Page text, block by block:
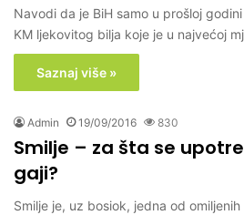
Navodi da je BiH samo u prošloj
KM ljekovitog bilja koje je u najvećoj
Saznaj više »
Admin 19/09/2016 830
Smilje – za šta se
gaji?
Smilje je, uz bosiok, jedna od